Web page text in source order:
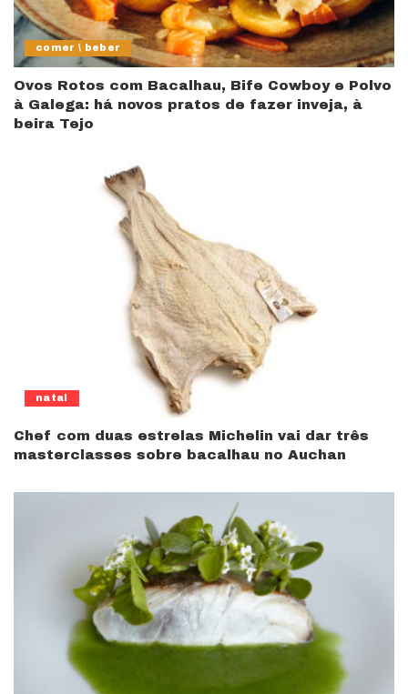
comer \ beber
Ovos Rotos com Bacalhau, Bife Cowboy e Polvo
à Galega: há novos pratos de fazer inveja, à
beira Tejo
natal
Chef com duas estrelas Michelin vai dar três
masterclasses sobre bacalhau no Auchan